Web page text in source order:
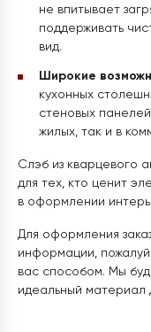
не впитывает
поддерживать
вид.
Широкие
кухонных
стеновых
жилых, так и в
Слэб из кварцевого
для тех, кто ценит
в оформлении
Для оформления
информации,
вас способом. Мы
идеальный материал